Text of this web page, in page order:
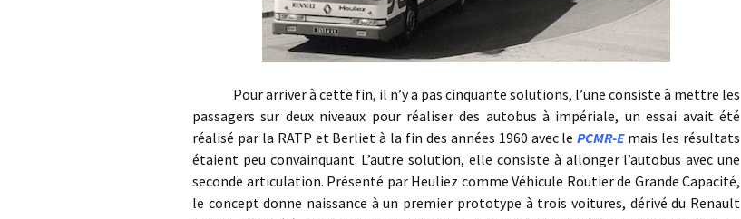
Pour arriver à cette fin, il n’y a pas cinquante solutions, l’une consiste à mettre les
passagers sur deux niveaux pour réaliser des autobus à impériale, un essai avait été
réalisé par la RATP et Berliet à la fin des années 1960 avec lePCMR-Emais les résultats
étaient peu convainquant. L’autre solution, elle consiste à allonger l’autobus avec une
seconde articulation. Présenté par Heuliez comme Véhicule Routier de Grande Capacité,
le concept donne naissance à un premier prototype à trois voitures, dérivé du Renault